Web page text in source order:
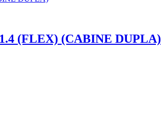
(FLEX) (CABINE DUPLA)